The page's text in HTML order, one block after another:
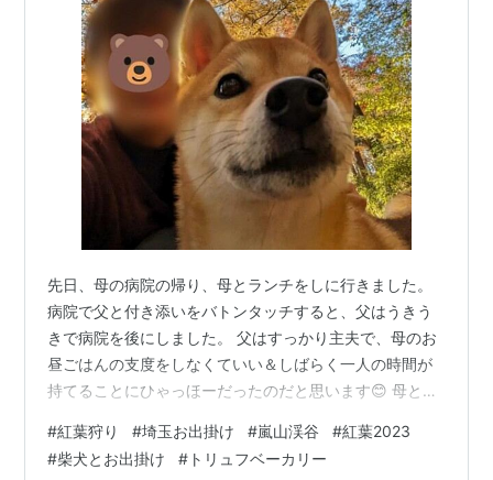
先日、母の病院の帰り、母とランチをしに行きました。
病院で父と付き添いをバトンタッチすると、父はうきう
きで病院を後にしました。 父はすっかり主夫で、母のお
昼ごはんの支度をしなくていい＆しばらく一人の時間が
持てることにひゃっほーだったのだと思います😊 母とカ
はドリア。右 嵐山渓谷付近 病院で遅くなってしまい、カ
フェも混んでいて嵐山渓谷に着いたのはすっかり夕方。
#紅葉狩り #埼玉お出掛け #嵐山渓谷 #紅葉2023
#柴犬とお出掛け # トリュフベーカリー